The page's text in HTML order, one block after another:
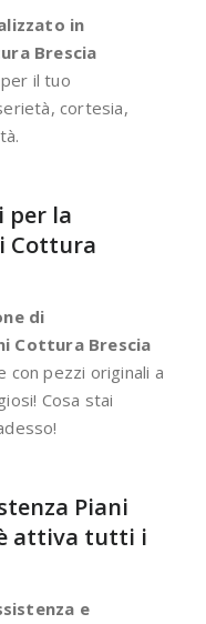
in
Brescia
il tuo
cortesia,
per la
Cottura
di
Cottura Brescia
con pezzi originali a
Cosa stai
Piani
attiva tutti i
e